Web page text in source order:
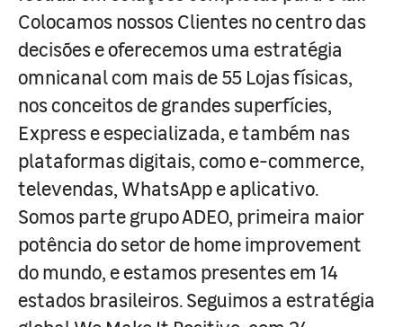
Colocamos nossos Clientes no centro das
decisões e oferecemos uma estratégia
omnicanal com mais de 55 Lojas físicas,
nos conceitos de grandes superfícies,
Express e especializada, e também nas
plataformas digitais, como e-commerce,
televendas, WhatsApp e aplicativo.
Somos parte grupo ADEO, primeira maior
potência do setor de home improvement
do mundo, e estamos presentes em 14
estados brasileiros. Seguimos a estratégia